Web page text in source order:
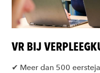
VR BIJ
✔ Meer dan 500